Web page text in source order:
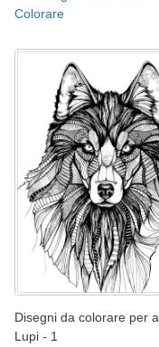
Colorare
Disegni da colorare per
Lupi - 1